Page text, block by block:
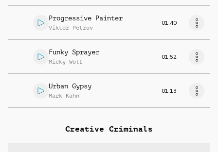
Progressive Painter
Viktor Petrov
01:40
Funky Sprayer
Micky Wolf
01:52
Urban Gypsy
Mark Kahn
01:13
Creative Criminals